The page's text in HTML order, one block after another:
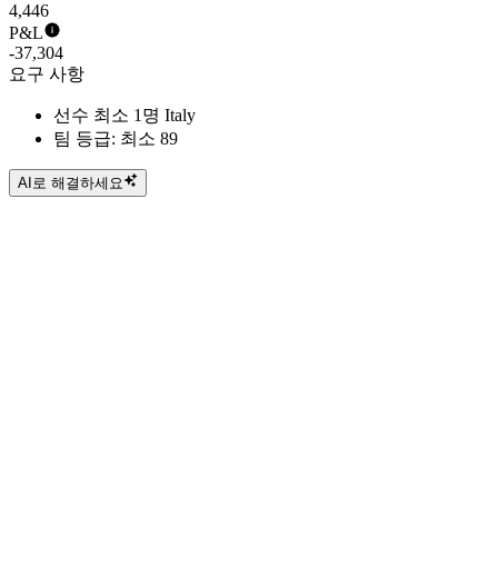
4,446
P&L
-37,304
요구 사항
선수 최소 1명 Italy
팀 등급: 최소 89
AI로 해결하세요